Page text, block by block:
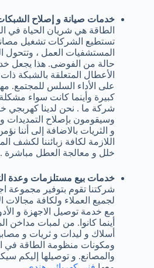
خدمات صيانة و إصلاح
الطاقة هي شريان الحياة في
تستطيع الشركات تشغيل
المستشفيات العمل ، وتتحول
حالة من الفوضى. هذا يجعل
الأعطال المتعلقة بالشبكة
على الأداء السلس للمجتمع.
كبيرة وأينما كانت سواء
شركة ما . نحن لدينا كهربجي
وسيقومون بإصلاح التمديدات و
و الثريات بالاضافة إلى أننا
اللازمة لكافة زبائننا لكشف
خلل و معالجة العطل مباشرة .
خدمات بيع مستلزمات وعدة
شركتنا تقوم بتوفير مجموعة
لجميع العملاء ولكافة مجالات
مع خدمة توصيل الاجهزة و
أينما كانوا. من لمبات مداخن
أسلاك و ليدات و ثريات و
ومكونات منظومة الطاقة في
والمصانع. و توصيلها إليكم